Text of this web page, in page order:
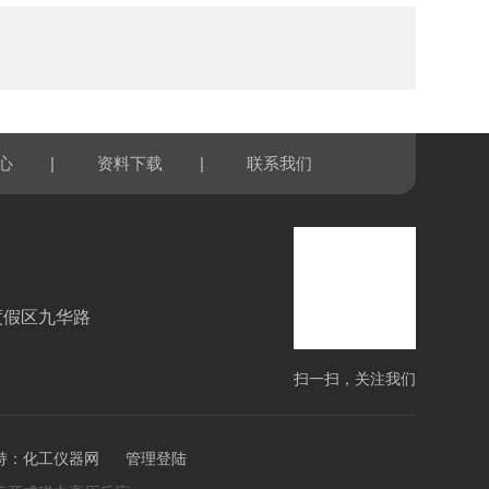
| 资料下载 | 联系我们
区九华路
扫一扫，关注我们
化工仪器网 管理登陆